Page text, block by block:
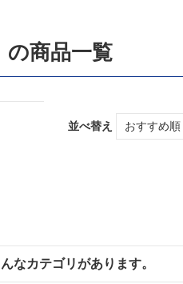
の商品一覧
並べ替え
なカテゴリがあります。